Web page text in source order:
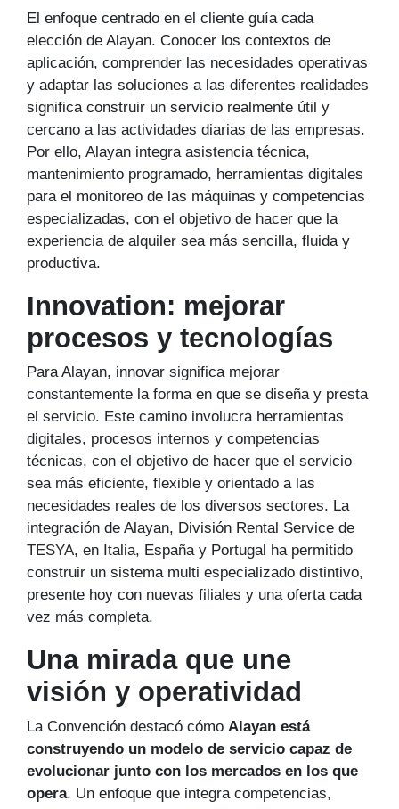
El enfoque centrado en el cliente guía cada
elección de Alayan. Conocer los contextos de
aplicación, comprender las necesidades operativas
y adaptar las soluciones a las diferentes realidades
significa construir un servicio realmente útil y
cercano a las actividades diarias de las empresas.
Por ello, Alayan integra asistencia técnica,
mantenimiento programado, herramientas digitales
para el monitoreo de las máquinas y competencias
especializadas, con el objetivo de hacer que la
experiencia de alquiler sea más sencilla, fluida y
productiva.
Innovation: mejorar
procesos y tecnologías
Para Alayan, innovar significa mejorar
constantemente la forma en que se diseña y presta
el servicio. Este camino involucra herramientas
digitales, procesos internos y competencias
técnicas, con el objetivo de hacer que el servicio
sea más eficiente, flexible y orientado a las
necesidades reales de los diversos sectores. La
integración de Alayan, División Rental Service de
TESYA, en Italia, España y Portugal ha permitido
construir un sistema multi especializado distintivo,
presente hoy con nuevas filiales y una oferta cada
vez más completa.
Una mirada que une
visión y operatividad
La Convención destacó cómo Alayan está
construyendo un modelo de servicio capaz de
evolucionar junto con los mercados en los que
opera. Un enfoque que integra competencias,